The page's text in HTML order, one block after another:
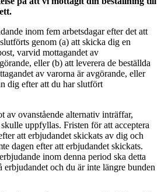
inom fem arbetsdagar efter det att
genom (a) att skicka dig en
varvid mottagandet av
eller (b) att leverera de beställda
av varorna är avgörande, eller
dig efter att du har slutfört
av ovanstående alternativ inträffar,
uppfyllas. Fristen för att acceptera
att erbjudandet skickats av dig och
dagen efter att erbjudandet skickats.
inom denna period ska detta
erbjudandet och du är inte längre bunden